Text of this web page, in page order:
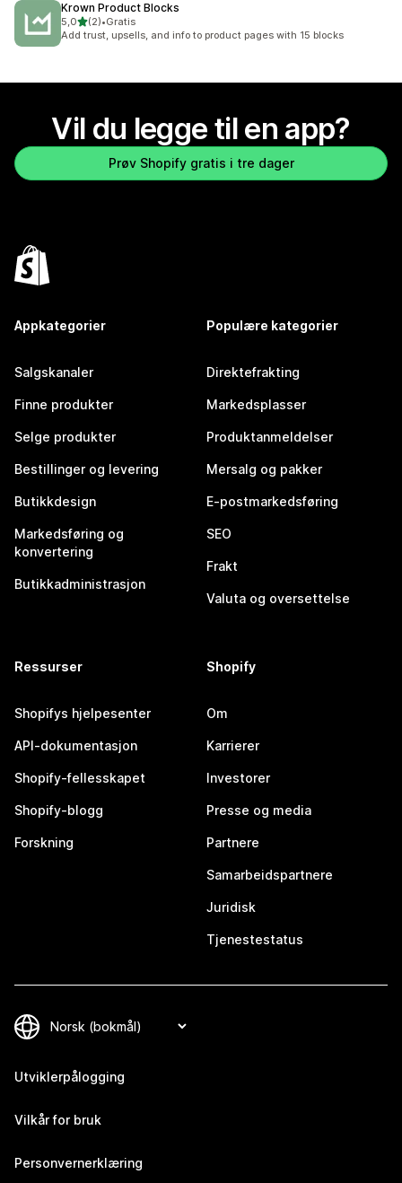
Krown Product Blocks
5,0av 5 stjerner
(2)
Totalt 2 omtaler
•Gratis
Add trust, upsells, and info to product pages with 15 blocks
Vil du legge til en app?
Prøv Shopify gratis i tre dager
Appkategorier
Salgskanaler
Finne produkter
Selge produkter
Bestillinger og levering
Butikkdesign
Markedsføring og
konvertering
Butikkadministrasjon
Populære kategorier
Direktefrakting
Markedsplasser
Produktanmeldelser
Mersalg og pakker
E-postmarkedsføring
SEO
Frakt
Valuta og oversettelse
Ressurser
Shopifys hjelpesenter
API-dokumentasjon
Shopify-fellesskapet
Shopify-blogg
Forskning
Shopify
Om
Karrierer
Investorer
Presse og media
Partnere
Samarbeidspartnere
Juridisk
Tjenestestatus
Utviklerpålogging
Vilkår for bruk
Personvernerklæring